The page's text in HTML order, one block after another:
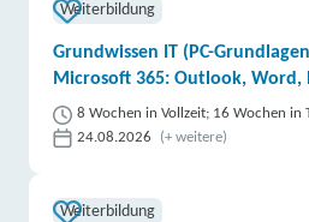
Weiterbildung
Grundwissen IT (PC-
Microsoft 365: Outlook, Word,
8 Wochen in Vollzeit; 16 Wochen in
24.08.2026
(+ weitere)
Weiterbildung